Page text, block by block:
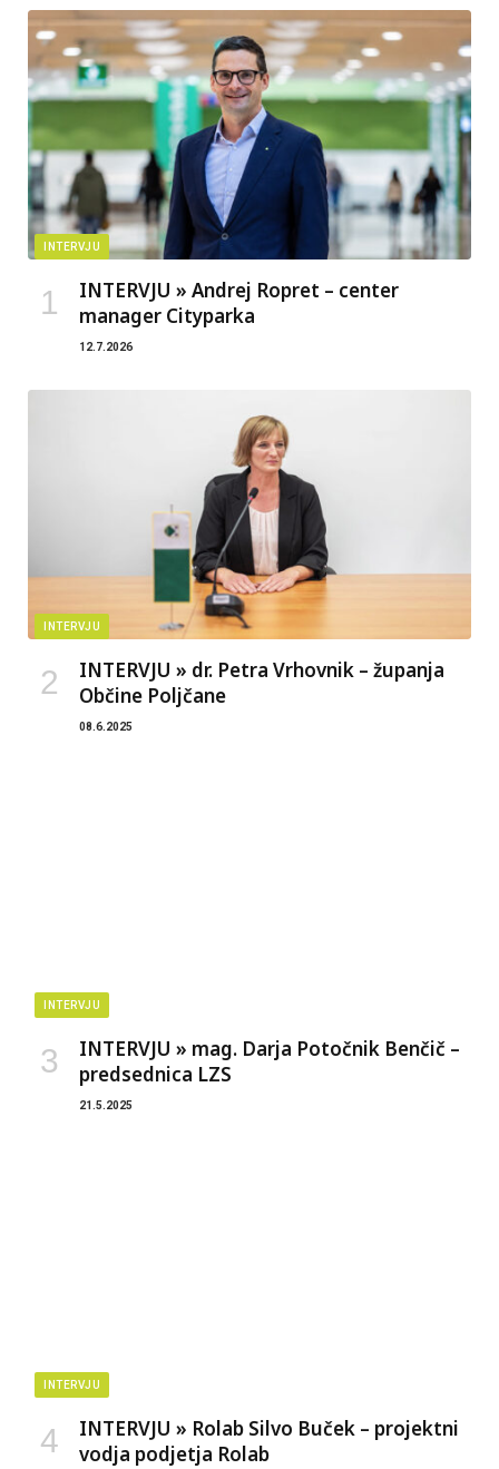
INTERVJU
INTERVJU » Andrej Ropret – center
manager Cityparka
12.7.2026
INTERVJU
INTERVJU » dr. Petra Vrhovnik – županja
Občine Poljčane
08.6.2025
INTERVJU
INTERVJU » mag. Darja Potočnik Benčič –
predsednica LZS
21.5.2025
INTERVJU
INTERVJU » Rolab Silvo Buček – projektni
vodja podjetja Rolab